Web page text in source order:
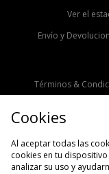
Ver el
Envío y
Términos &
Cookies
Al aceptar todas las
cookies en tu
analizar su uso y